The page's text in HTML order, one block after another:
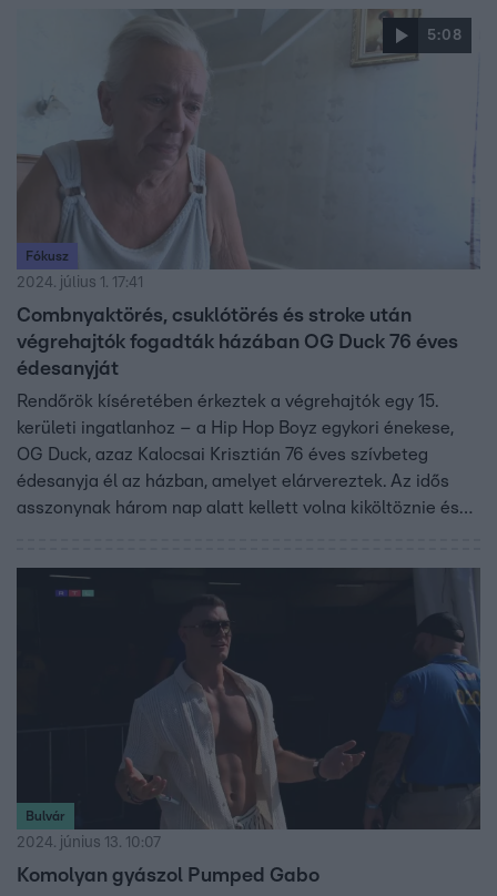
Márki-Zay Péter úgy reagált: az adósság jelentős része
éppen akkor keletkezett, amikor Lázár János volt a
település vezetője. A közlekedési minisztérium szerint
Márki-Zay Péter állítása nem igaz.
5:08
Fókusz
2024. július 1. 17:41
Combnyaktörés, csuklótörés és stroke után
végrehajtók fogadták házában OG Duck 76 éves
édesanyját
Rendőrök kíséretében érkeztek a végrehajtók egy 15.
kerületi ingatlanhoz – a Hip Hop Boyz egykori énekese,
OG Duck, azaz Kalocsai Krisztián 76 éves szívbeteg
édesanyja él az házban, amelyet elárvereztek. Az idős
asszonynak három nap alatt kellett volna kiköltöznie és
Bulvár
2024. június 13. 10:07
Komolyan gyászol Pumped Gabo